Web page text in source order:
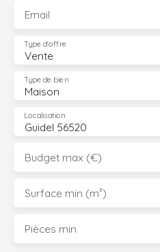
Email
Vente
Type d'offre
Maison
Type de bien
Guidel 56520
Localisation
Budget max (€)
Surface min (m²)
Pièces min